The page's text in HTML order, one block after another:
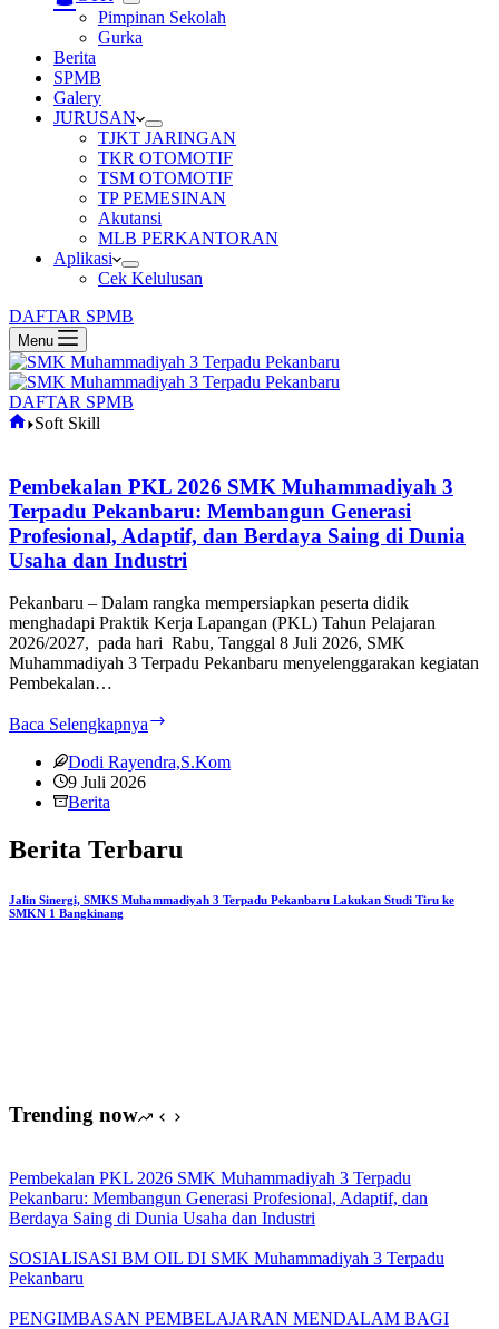
Pimpinan Sekolah
Gurka
Berita
SPMB
Galery
JURUSAN
TJKT JARINGAN
TKR OTOMOTIF
TSM OTOMOTIF
TP PEMESINAN
Akutansi
MLB PERKANTORAN
Aplikasi
Cek Kelulusan
DAFTAR SPMB
Menu
DAFTAR SPMB
Home
Soft Skill
Pembekalan PKL 2026 SMK Muhammadiyah 3
Terpadu Pekanbaru: Membangun Generasi
Profesional, Adaptif, dan Berdaya Saing di Dunia
Usaha dan Industri
Pekanbaru – Dalam rangka mempersiapkan peserta didik
menghadapi Praktik Kerja Lapangan (PKL) Tahun Pelajaran
2026/2027, pada hari Rabu, Tanggal 8 Juli 2026, SMK
Muhammadiyah 3 Terpadu Pekanbaru menyelenggarakan kegiatan
Pembekalan…
Baca Selengkapnya
2026
Pekanbaru:
Generasi
Dodi Rayendra,S.Kom
9 Juli 2026
Berita
Berita Terbaru
Jalin Sinergi, SMKS Muhammadiyah 3 Terpadu Pekanbaru Lakukan Studi Tiru ke
SMKN 1 Bangkinang
Trending now
Pembekalan PKL 2026 SMK Muhammadiyah 3 Terpadu
Pekanbaru: Membangun Generasi Profesional, Adaptif, dan
Berdaya Saing di Dunia Usaha dan Industri
SOSIALISASI BM OIL DI SMK Muhammadiyah 3 Terpadu
Pekanbaru
PENGIMBASAN PEMBELAJARAN MENDALAM BAGI